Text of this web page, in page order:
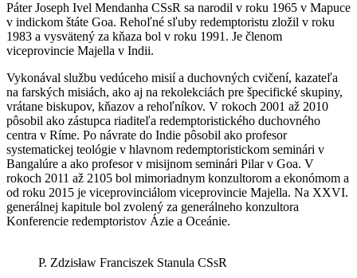
Páter Joseph Ivel Mendanha CSsR sa narodil v roku 1965 v Mapuce
v indickom štáte Goa. Rehoľné sľuby redemptoristu zložil v roku
1983 a vysvätený za kňaza bol v roku 1991. Je členom
viceprovincie Majella v Indii.
Vykonával službu vedúceho misií a duchovných cvičení, kazateľa
na farských misiách, ako aj na rekolekciách pre špecifické skupiny,
vrátane biskupov, kňazov a rehoľníkov. V rokoch 2001 až 2010
pôsobil ako zástupca riaditeľa redemptoristického duchovného
centra v Ríme. Po návrate do Indie pôsobil ako profesor
systematickej teológie v hlavnom redemptoristickom seminári v
Bangalúre a ako profesor v misijnom seminári Pilar v Goa. V
rokoch 2011 až 2105 bol mimoriadnym konzultorom a ekonómom a
od roku 2015 je viceprovinciálom viceprovincie Majella. Na XXVI.
generálnej kapitule bol zvolený za generálneho konzultora
Konferencie redemptoristov Ázie a Oceánie.
P. Zdzisław Franciszek Stanula CSsR